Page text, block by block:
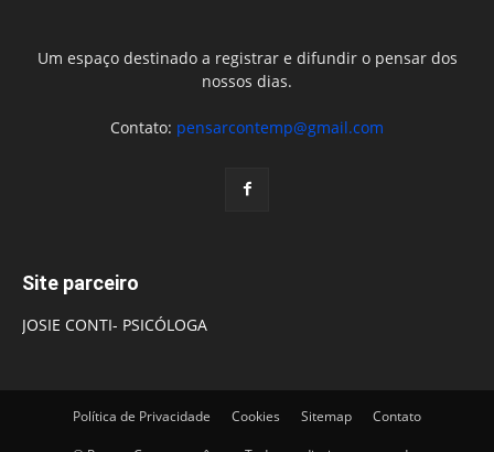
Um espaço destinado a registrar e difundir o pensar dos
nossos dias.
Contato: pensarcontemp@gmail.com
Site parceiro
JOSIE CONTI- PSICÓLOGA
Política de Privacidade Cookies Sitemap Contato